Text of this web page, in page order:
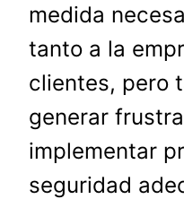
medida
tanto a la
clientes, pero
generar
implementar
seguridad